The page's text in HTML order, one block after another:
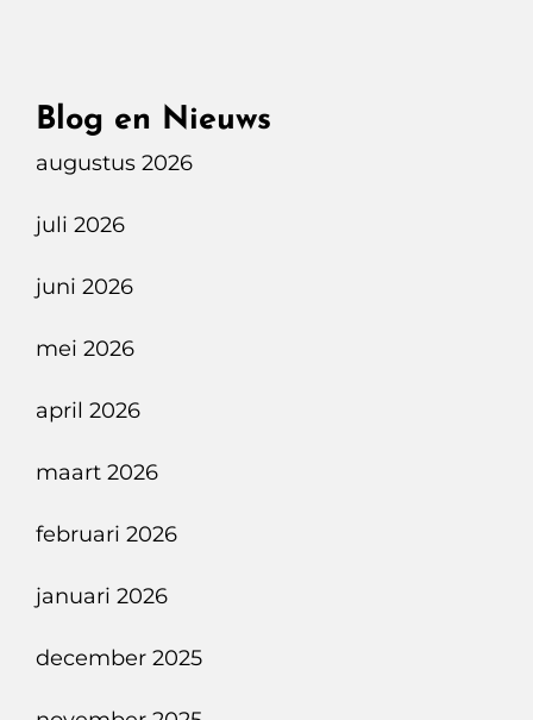
Oranje
Blog en Nieuws
augustus 2026
juli 2026
juni 2026
mei 2026
april 2026
maart 2026
februari 2026
januari 2026
december 2025